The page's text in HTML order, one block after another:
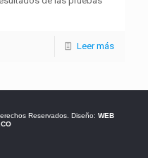
Leer más
Reservados. Diseño: WEB